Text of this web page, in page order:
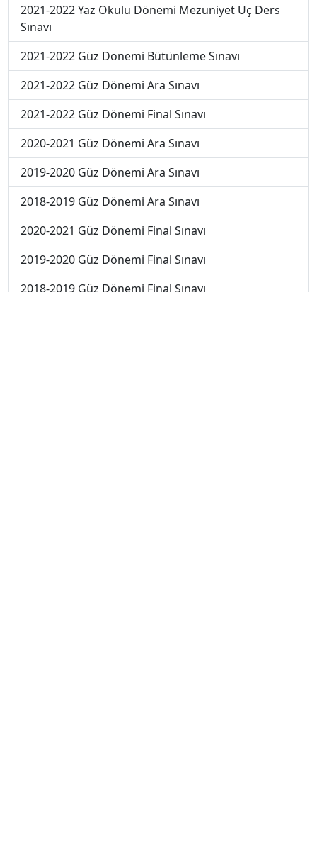
2021-2022 Yaz Okulu Dönemi Mezuniyet Üç Ders
Sınavı
2021-2022 Güz Dönemi Bütünleme Sınavı
2021-2022 Güz Dönemi Ara Sınavı
2021-2022 Güz Dönemi Final Sınavı
2020-2021 Güz Dönemi Ara Sınavı
2019-2020 Güz Dönemi Ara Sınavı
2018-2019 Güz Dönemi Ara Sınavı
2020-2021 Güz Dönemi Final Sınavı
2019-2020 Güz Dönemi Final Sınavı
2018-2019 Güz Dönemi Final Sınavı